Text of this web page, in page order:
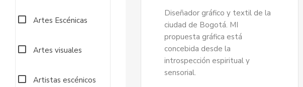
Artes Escénicas
Artes visuales
Artistas escénicos
Diseñador gráfico y textil de la
ciudad de Bogotá. MI
propuesta gráfica está
concebida desde la
introspección espiritual y
sensorial.